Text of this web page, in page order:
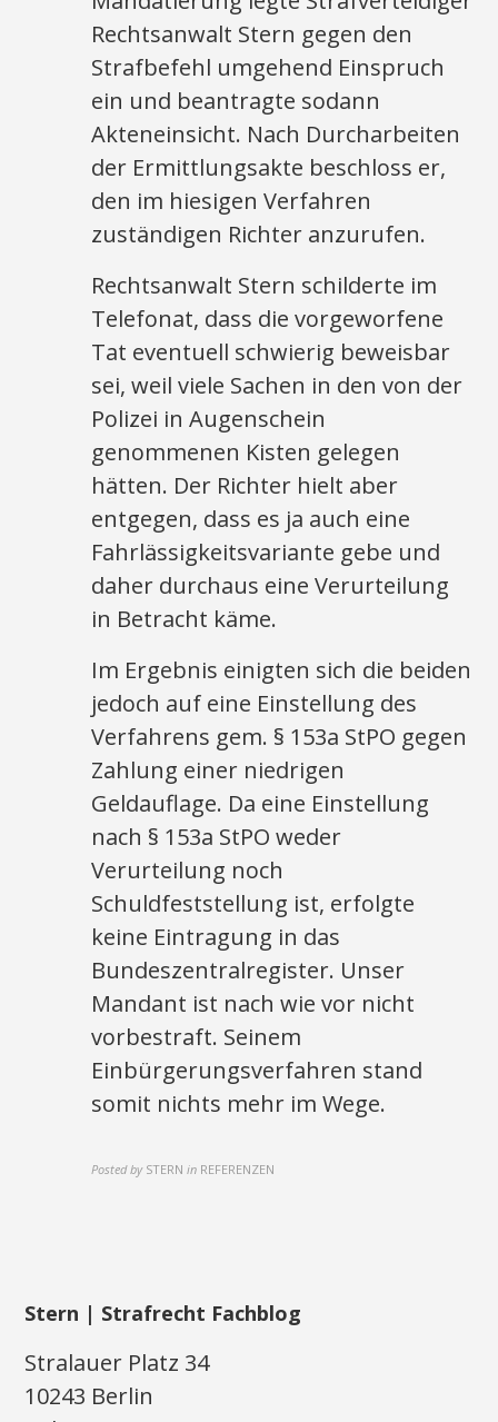
Rechtsanwalt Stern gegen den
Strafbefehl umgehend Einspruch
ein und beantragte sodann
Akteneinsicht. Nach Durcharbeiten
der Ermittlungsakte beschloss er,
den im hiesigen Verfahren
zuständigen Richter anzurufen.
Rechtsanwalt Stern schilderte im
Telefonat, dass die vorgeworfene
Tat eventuell schwierig beweisbar
sei, weil viele Sachen in den von der
Polizei in Augenschein
genommenen Kisten gelegen
hätten. Der Richter hielt aber
entgegen, dass es ja auch eine
Fahrlässigkeitsvariante gebe und
daher durchaus eine Verurteilung
in Betracht käme.
Im Ergebnis einigten sich die beiden
jedoch auf eine Einstellung des
Verfahrens gem. § 153a StPO gegen
Zahlung einer niedrigen
Geldauflage. Da eine Einstellung
nach § 153a StPO weder
Verurteilung noch
Schuldfeststellung ist, erfolgte
keine Eintragung in das
Bundeszentralregister. Unser
Mandant ist nach wie vor nicht
vorbestraft. Seinem
Einbürgerungsverfahren stand
somit nichts mehr im Wege.
Posted by STERN in REFERENZEN
Stern | Strafrecht Fachblog
Stralauer Platz 34
10243 Berlin